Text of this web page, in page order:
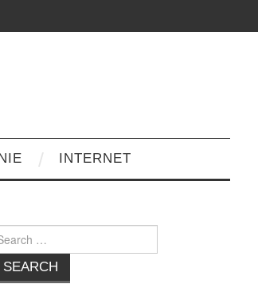
INTERNET